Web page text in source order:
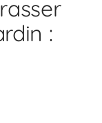
: